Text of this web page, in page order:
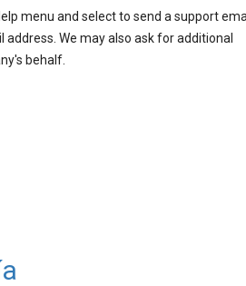
menu and select to send a support
We may also ask for additional
behalf.